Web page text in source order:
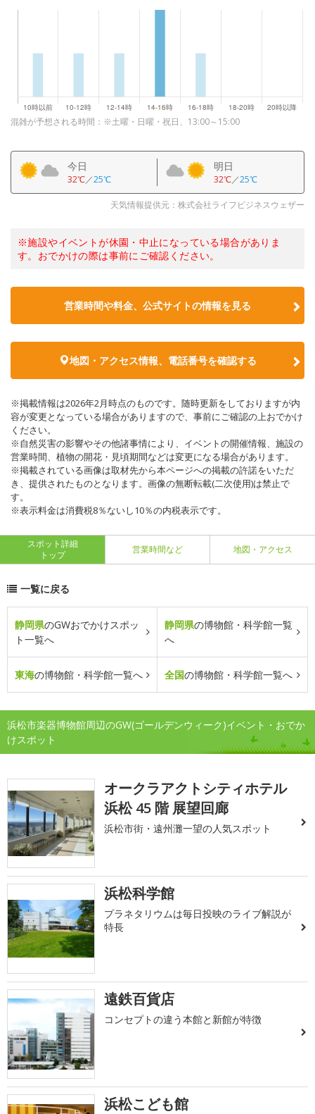
混雑が予想される時間：※土曜・日曜・祝日、13:00～15:00
今日
32℃／25℃
明日
32℃／25℃
天気情報提供元：株式会社ライフビジネスウェザー
※施設やイベントが休園・中止になっている場合がありま
す。おでかけの際は事前にご確認ください。
営業時間や料金、公式サイトの情報を見る
地図・アクセス情報、電話番号を確認する
※掲載情報は2026年2月時点のものです。随時更新をしておりますが内
容が変更となっている場合がありますので、事前にご確認の上おでかけ
ください。
※自然災害の影響やその他諸事情により、イベントの開催情報、施設の
営業時間、植物の開花・見頃期間などは変更になる場合があります。
※掲載されている画像は取材先から本ページへの掲載の許諾をいただ
き、提供されたものとなります。画像の無断転載(二次使用)は禁止で
す。
※表示料金は消費税8％ないし10％の内税表示です。
スポット詳細
トップ
営業時間など 地図・アクセス
一覧に戻る
静岡県のGWおでかけスポッ
ト一覧へ
静岡県の博物館・科学館一覧
へ
東海の博物館・科学館一覧へ 全国の博物館・科学館一覧へ
浜松市楽器博物館周辺のGW(ゴールデンウィーク)イベント・おでか
けスポット
オークラアクトシティホテル
浜松 45 階 展望回廊
浜松市街・遠州灘一望の人気スポット
浜松科学館
プラネタリウムは毎日投映のライブ解説が
特長
遠鉄百貨店
コンセプトの違う本館と新館が特徴
浜松こども館